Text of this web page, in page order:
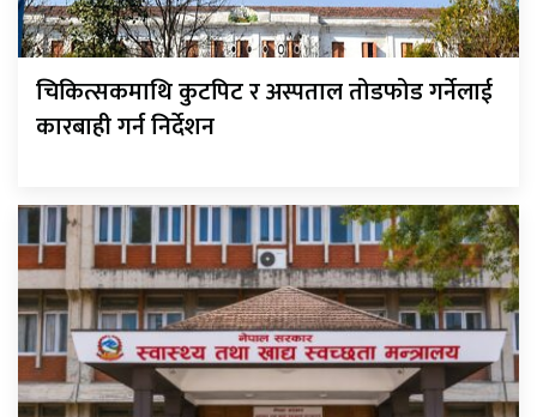
चिकित्सकमाथि कुटपिट र अस्पताल तोडफोड गर्नेलाई
कारबाही गर्न निर्देशन